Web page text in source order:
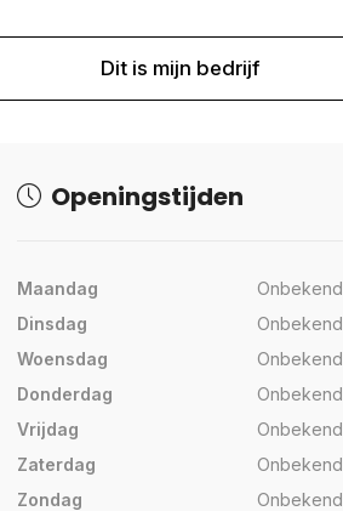
Dit is mijn bedrijf
Openingstijden
Maandag
Onbekend
Dinsdag
Onbekend
Woensdag
Onbekend
Donderdag
Onbekend
Vrijdag
Onbekend
Zaterdag
Onbekend
Zondag
Onbekend